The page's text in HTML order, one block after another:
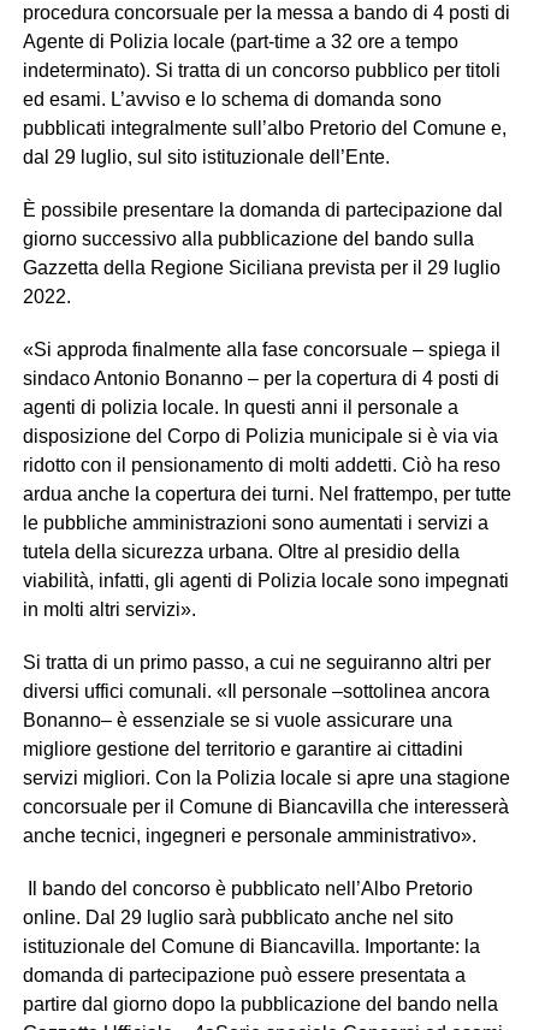
procedura concorsuale per la messa a bando di 4 posti di
Agente di Polizia locale (part-time a 32 ore a tempo
indeterminato). Si tratta di un concorso pubblico per titoli
ed esami. L’avviso e lo schema di domanda sono
pubblicati integralmente sull’albo Pretorio del Comune e,
dal 29 luglio, sul sito istituzionale dell’Ente.
È possibile presentare la domanda di partecipazione dal
giorno successivo alla pubblicazione del bando sulla
Gazzetta della Regione Siciliana prevista per il 29 luglio
2022.
«Si approda finalmente alla fase concorsuale – spiega il
sindaco Antonio Bonanno – per la copertura di 4 posti di
agenti di polizia locale. In questi anni il personale a
disposizione del Corpo di Polizia municipale si è via via
ridotto con il pensionamento di molti addetti. Ciò ha reso
ardua anche la copertura dei turni. Nel frattempo, per tutte
le pubbliche amministrazioni sono aumentati i servizi a
tutela della sicurezza urbana. Oltre al presidio della
viabilità, infatti, gli agenti di Polizia locale sono impegnati
in molti altri servizi».
Si tratta di un primo passo, a cui ne seguiranno altri per
diversi uffici comunali. «Il personale –sottolinea ancora
Bonanno– è essenziale se si vuole assicurare una
migliore gestione del territorio e garantire ai cittadini
servizi migliori. Con la Polizia locale si apre una stagione
concorsuale per il Comune di Biancavilla che interesserà
anche tecnici, ingegneri e personale amministrativo».
Il bando del concorso è pubblicato nell’Albo Pretorio
online. Dal 29 luglio sarà pubblicato anche nel sito
istituzionale del Comune di Biancavilla. Importante: la
domanda di partecipazione può essere presentata a
partire dal giorno dopo la pubblicazione del bando nella